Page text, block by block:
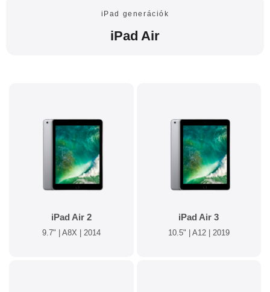
iPad generációk
iPad Air
iPad Air 2
9.7" | A8X | 2014
iPad Air 3
10.5" | A12 | 2019